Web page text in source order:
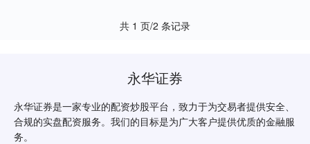
共 1 页/2 条记录
永华证券
永华证券是一家专业的配资炒股平台，致力于为交易者提供安全、
合规的实盘配资服务。我们的目标是为广大客户提供优质的金融服
务。